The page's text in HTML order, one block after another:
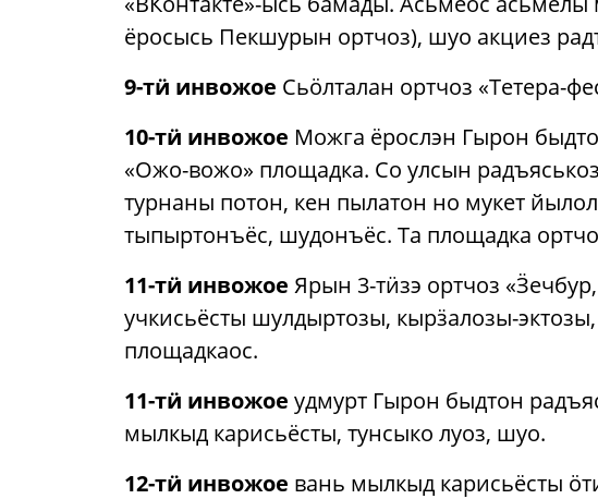
ёросысь Пекшурын ортчоз), шуо акциез
9-тӥ инвожое Сьӧлталан ортчоз «Тетера-
10-тӥ инвожое Можга ёрослэн Гырон
«Ожо-вожо» площадка. Со улсын
турнаны потон, кен пылатон но мукет
тыпыртонъёс, шудонъёс. Та площадка
11-тӥ инвожое Ярын 3-тӥзэ ортчоз
учкисьёсты шулдыртозы, кырӟалозы-
площадкаос.
11-тӥ инвожое удмурт Гырон быдтон
мылкыд карисьёсты, тунсыко луоз, шуо.
12-тӥ инвожое вань мылкыд карисьёсты